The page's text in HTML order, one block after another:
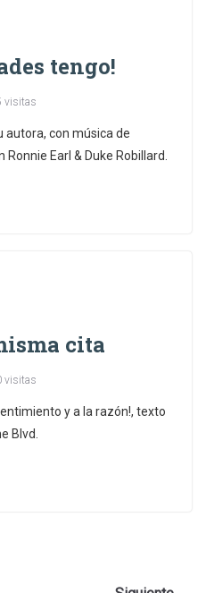
tengo!
visitas
autora, con música de
Earl & Duke Robillard.
cita
visitas
y a la razón!, texto
Blvd.